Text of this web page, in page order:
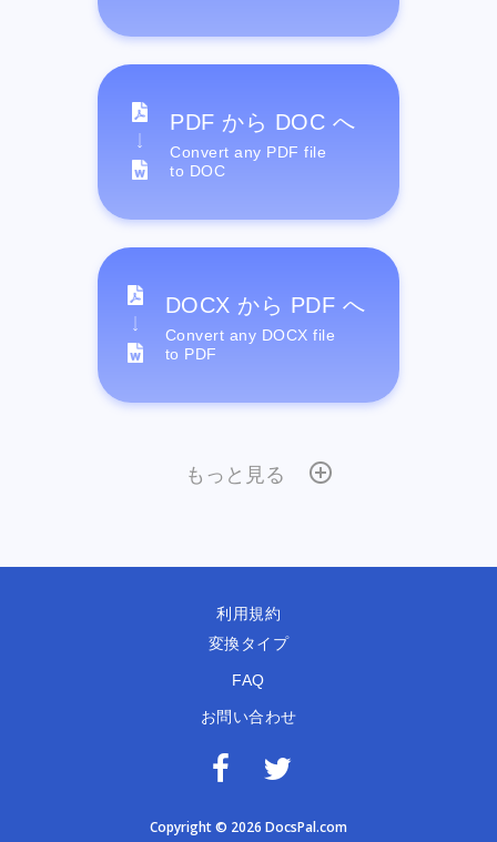
PDF から DOC へ
Convert any PDF file
to DOC
DOCX から PDF へ
Convert any DOCX file
to PDF
もっと見る
利用規約
変換タイプ
FAQ
お問い合わせ
Copyright © 2026 DocsPal.com